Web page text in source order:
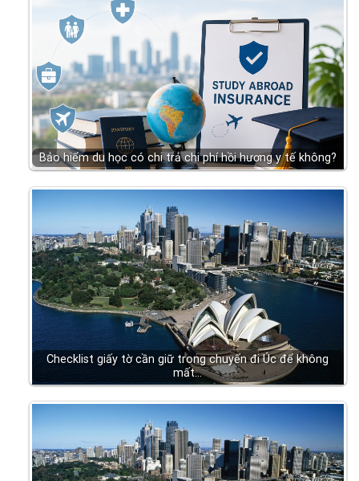
Bảo hiểm du học có chi trả chi phí hồi hương y tế không?
Checklist giấy tờ cần giữ trong chuyến đi Úc để không
mất…